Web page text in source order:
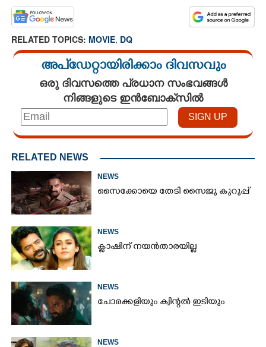
RELATED TOPICS: MOVIE, DQ
അപ്ഡേറ്റായിരിക്കാം ദിവസവും
ഒരു ദിവസത്തെ പ്രധാന സംഭവങ്ങൾ
നിങ്ങളുടെ ഇൻബോക്സിൽ
RELATED NEWS
NEWS
സൈക്കോയെ തേടി സൈജു കുറുപ്പ്
NEWS
ക്ലാഷിന് നയൻതാരയില്ല
NEWS
ചോരക്കളിയും ക്വിന്റൽ ഇടിയും
NEWS